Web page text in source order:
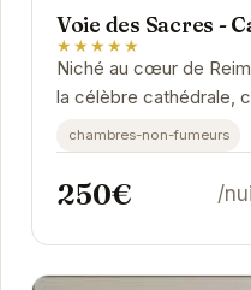
Voie des Sacres -
★★★★★
Niché au cœur de
la célèbre cathédrale,
cadre idéal pour
chambres-non-fumeurs
250€ /